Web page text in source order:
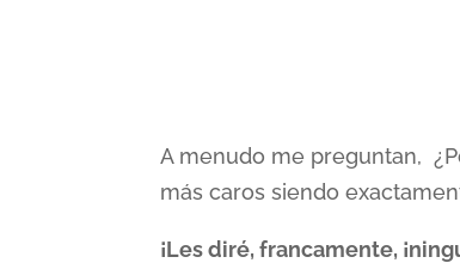
A menudo me preguntan,
más caros siendo
¡Les diré, francamente,